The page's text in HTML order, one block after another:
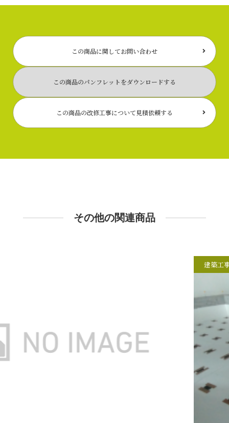
この商品に関してお問い合わせ
この商品のパンフレットをダウンロードする
この商品の改修工事について見積依頼する
その他の関連商品